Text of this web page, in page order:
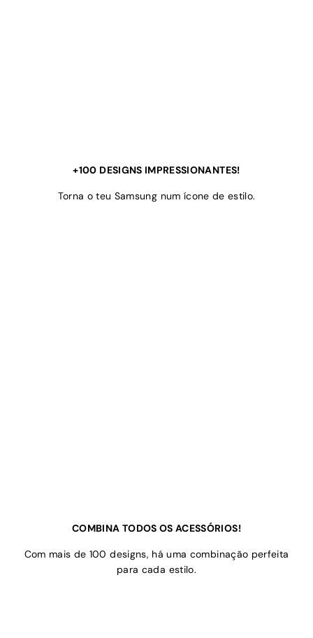
+100 DESIGNS IMPRESSIONANTES!
Torna o teu Samsung num ícone de estilo.
COMBINA TODOS OS ACESSÓRIOS!
Com mais de 100 designs, há uma combinação perfeita
para cada estilo.